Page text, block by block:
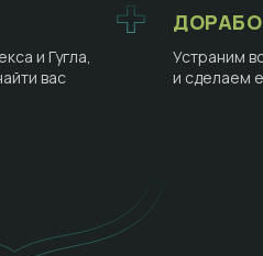
и Гугла,
вас
Устраним
и сделаем